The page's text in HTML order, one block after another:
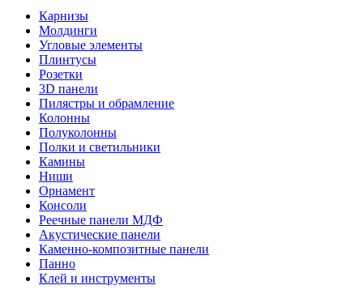
Карнизы
Молдинги
Угловые элементы
Плинтусы
Розетки
3D панели
Пилястры и обрамление
Колонны
Полуколонны
Полки и светильники
Камины
Ниши
Орнамент
Консоли
Реечные панели МДФ
Акустические панели
Каменно-композитные панели
Панно
Клей и инструменты